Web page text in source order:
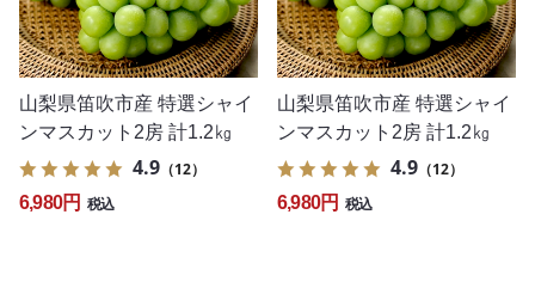
山梨県笛吹市産 特選シャイ
ンマスカット2房 計1.2㎏
4.9 （12）
6,980円 税込
山梨県笛吹市産 特選シャイ
ンマスカット2房 計1.2㎏
4.9 （12）
6,980円 税込